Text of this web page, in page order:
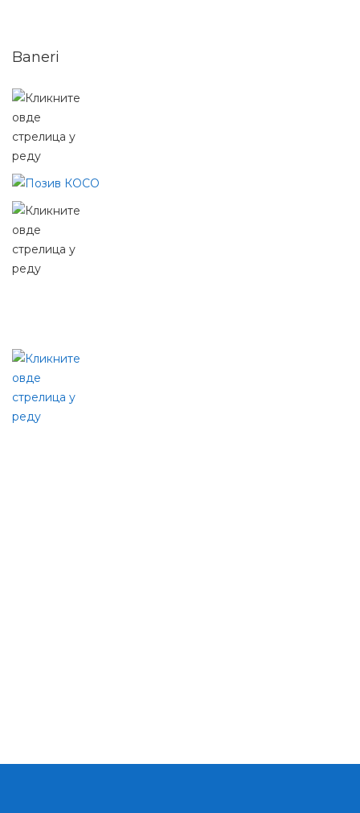
Baneri